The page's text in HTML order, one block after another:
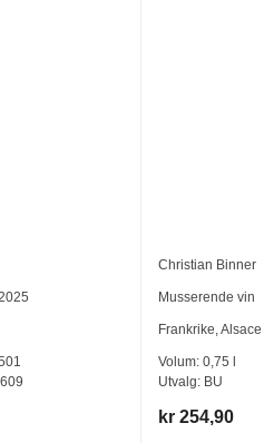
Christian Binner
Musserende vin
Frankrike,Alsace
Volum: 0,75
Utvalg: BU
kr 254,90